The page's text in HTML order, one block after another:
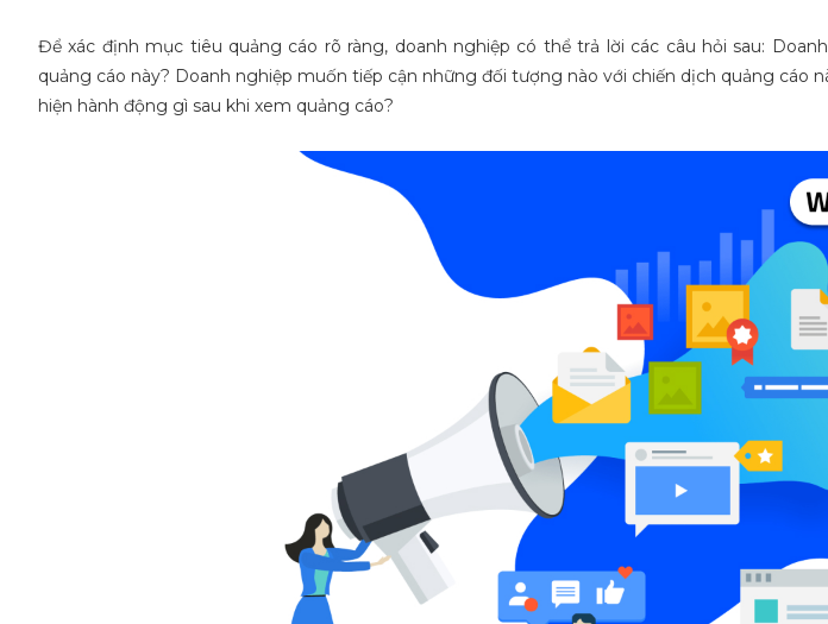
Để xác định mục tiêu quảng cáo rõ ràng, doanh nghiệp có thể trả lời các câu hỏi sau:
quảng cáo này? Doanh nghiệp muốn tiếp cận những đối tượng nào với chiến dịch quảng cáo
hiện hành động gì sau khi xem quảng cáo?